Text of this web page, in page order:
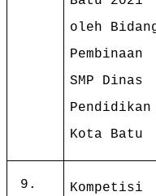
oleh
Pembinaan
SMP Dinas
Pendidikan
Kota Batu
9.
Kompetisi